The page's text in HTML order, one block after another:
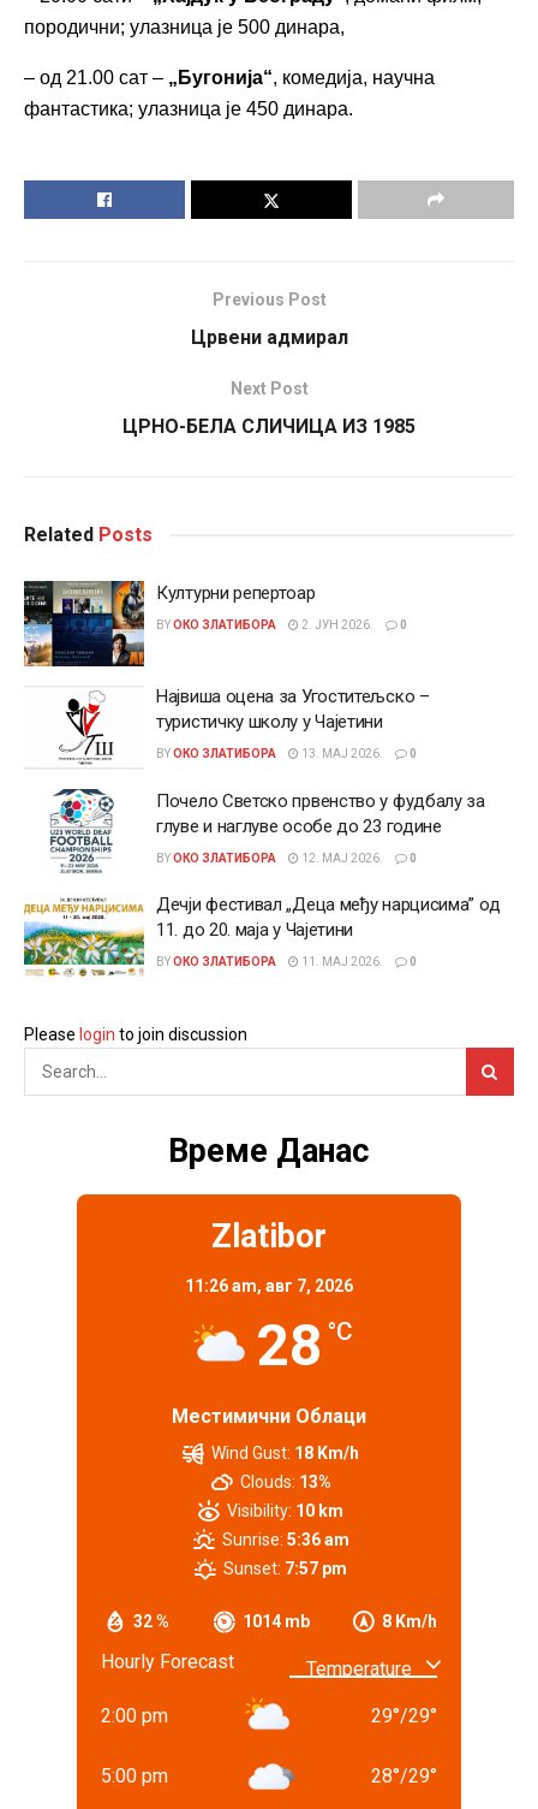
породични; улазница је 500 динара,
– од 21.00 сат – „Бугонија“, комедија, научна
фантастика; улазница је 450 динара.
Previous Post
Црвени адмирал
Next Post
ЦРНО-БЕЛА СЛИЧИЦА ИЗ 1985
Related Posts
Културни репертоар
BYОКО ЗЛАТИБОРА 2. ЈУН 2026. 0
Највиша оцена за Угоститељско –
туристичку школу у Чајетини
BYОКО ЗЛАТИБОРА 13. МАЈ 2026. 0
Почело Светско првенство у фудбалу за
глуве и наглуве особе до 23 године
BYОКО ЗЛАТИБОРА 12. МАЈ 2026. 0
Дечји фестивал „Деца међу нарцисима” од
11. до 20. маја у Чајетини
BYОКО ЗЛАТИБОРА 11. МАЈ 2026. 0
Please login to join discussion
Време Данас
Zlatibor
11:26 am, авг 7, 2026
28 °C
Местимични Облаци
32 % 1014 mb 8 Km/h
Wind Gust: 18 Km/h
Clouds: 13%
Visibility: 10 km
Sunrise: 5:36 am
Sunset: 7:57 pm
Hourly Forecast
2:00 pm 29°/29°
5:00 pm 28°/29°